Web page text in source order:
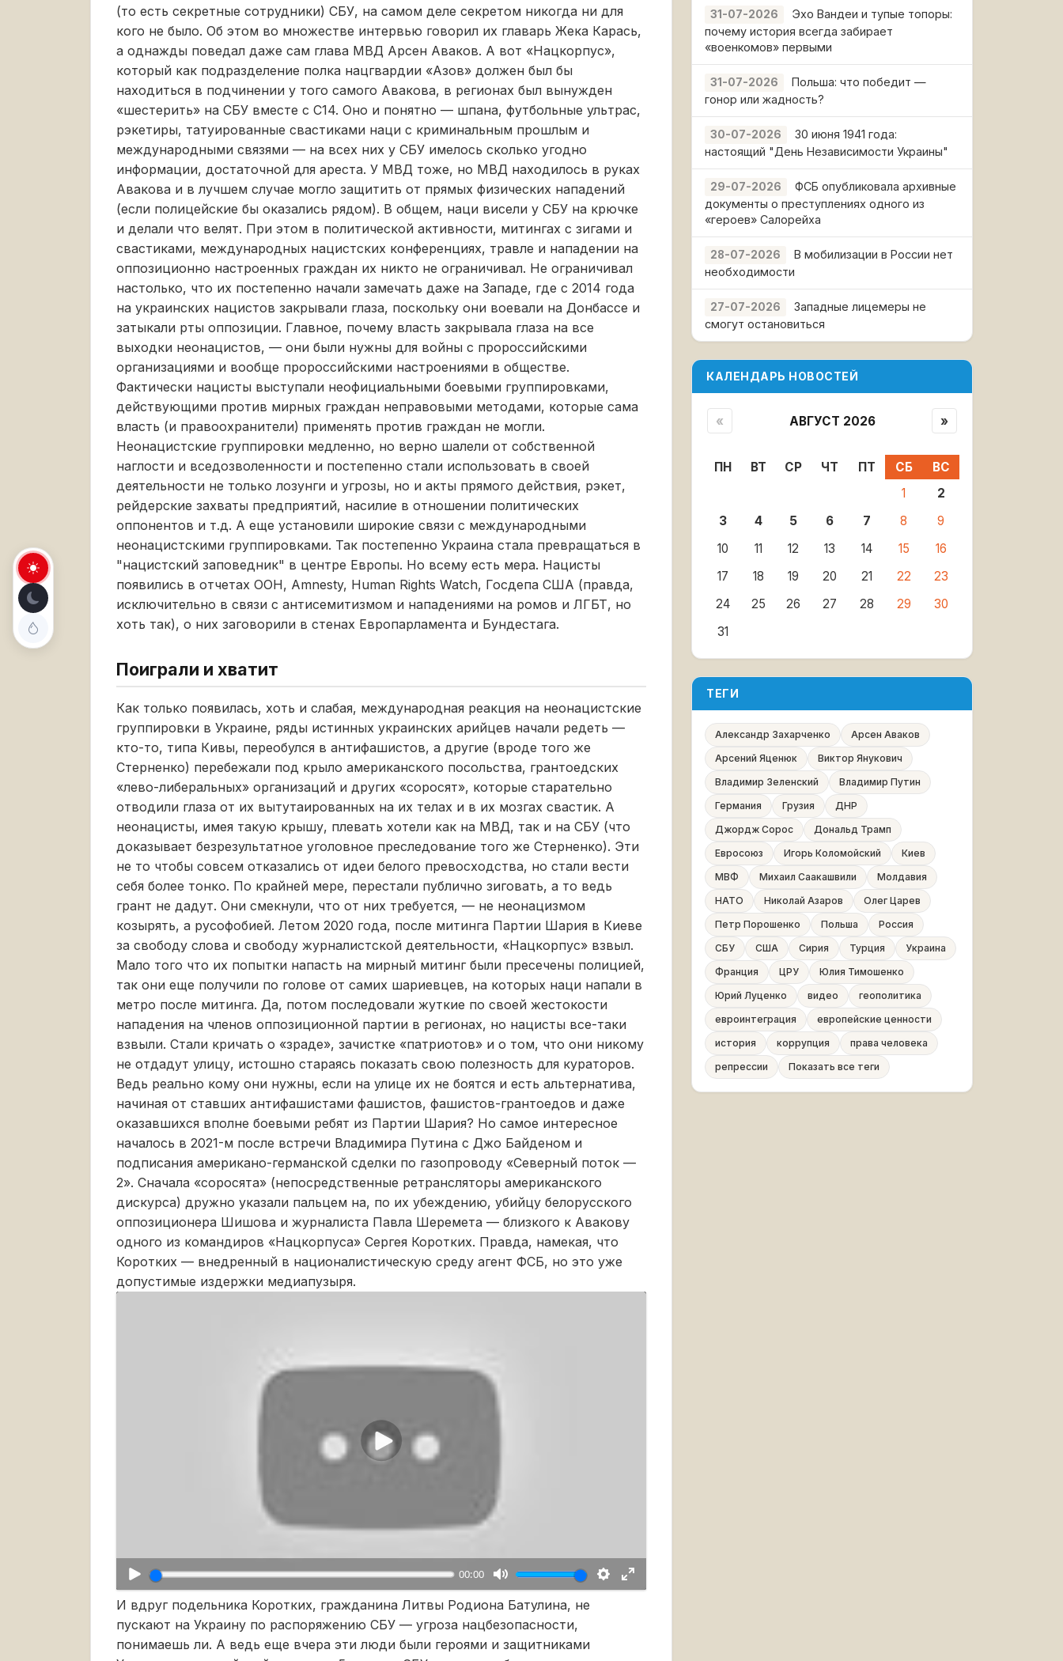
(то есть секретные сотрудники) СБУ, на самом деле секретом никогда ни для
кого не было. Об этом во множестве интервью говорил их главарь Жека Карась,
а однажды поведал даже сам глава МВД Арсен Аваков. А вот «Нацкорпус»,
который как подразделение полка нацгвардии «Азов» должен был бы
находиться в подчинении у того самого Авакова, в регионах был вынужден
«шестерить» на СБУ вместе с С14. Оно и понятно — шпана, футбольные ультрас,
рэкетиры, татуированные свастиками наци с криминальным прошлым и
международными связями — на всех них у СБУ имелось сколько угодно
информации, достаточной для ареста. У МВД тоже, но МВД находилось в руках
Авакова и в лучшем случае могло защитить от прямых физических нападений
(если полицейские бы оказались рядом). В общем, наци висели у СБУ на крючке
и делали что велят. При этом в политической активности, митингах с зигами и
свастиками, международных нацистских конференциях, травле и нападении на
оппозиционно настроенных граждан их никто не ограничивал. Не ограничивал
настолько, что их постепенно начали замечать даже на Западе, где с 2014 года
на украинских нацистов закрывали глаза, поскольку они воевали на Донбассе и
затыкали рты оппозиции. Главное, почему власть закрывала глаза на все
выходки неонацистов, — они были нужны для войны с пророссийскими
организациями и вообще пророссийскими настроениями в обществе.
Фактически нацисты выступали неофициальными боевыми группировками,
действующими против мирных граждан неправовыми методами, которые сама
власть (и правоохранители) применять против граждан не могли.
Неонацистские группировки медленно, но верно шалели от собственной
наглости и вседозволенности и постепенно стали использовать в своей
деятельности не только лозунги и угрозы, но и акты прямого действия, рэкет,
рейдерские захваты предприятий, насилие в отношении политических
оппонентов и т.д. А еще установили широкие связи с международными
неонацистскими группировками. Так постепенно Украина стала превращаться в
"нацистский заповедник" в центре Европы. Но всему есть мера. Нацисты
появились в отчетах ООН, Amnesty, Human Rights Watch, Госдепа США (правда,
исключительно в связи с антисемитизмом и нападениями на ромов и ЛГБТ, но
хоть так), о них заговорили в стенах Европарламента и Бундестага.
Поиграли и хватит
Как только появилась, хоть и слабая, международная реакция на неонацистские
группировки в Украине, ряды истинных украинских арийцев начали редеть —
кто-то, типа Кивы, переобулся в антифашистов, а другие (вроде того же
Стерненко) перебежали под крыло американского посольства, грантоедских
«лево-либеральных» организаций и других «соросят», которые старательно
отводили глаза от их вытутаированных на их телах и в их мозгах свастик. А
неонацисты, имея такую крышу, плевать хотели как на МВД, так и на СБУ (что
доказывает безрезультатное уголовное преследование того же Стерненко). Эти
не то чтобы совсем отказались от идеи белого превосходства, но стали вести
себя более тонко. По крайней мере, перестали публично зиговать, а то ведь
грант не дадут. Они смекнули, что от них требуется, — не неонацизмом
козырять, а русофобией. Летом 2020 года, после митинга Партии Шария в Киеве
за свободу слова и свободу журналистской деятельности, «Нацкорпус» взвыл.
Мало того что их попытки напасть на мирный митинг были пресечены полицией,
так они еще получили по голове от самих шариевцев, на которых наци напали в
метро после митинга. Да, потом последовали жуткие по своей жестокости
нападения на членов оппозиционной партии в регионах, но нацисты все-таки
взвыли. Стали кричать о «зраде», зачистке «патриотов» и о том, что они никому
не отдадут улицу, истошно стараясь показать свою полезность для кураторов.
Ведь реально кому они нужны, если на улице их не боятся и есть альтернатива,
начиная от ставших антифашистами фашистов, фашистов-грантоедов и даже
оказавшихся вполне боевыми ребят из Партии Шария? Но самое интересное
началось в 2021-м после встречи Владимира Путина с Джо Байденом и
подписания американо-германской сделки по газопроводу «Северный поток —
2». Сначала «соросята» (непосредственные ретрансляторы американского
дискурса) дружно указали пальцем на, по их убеждению, убийцу белорусского
оппозиционера Шишова и журналиста Павла Шеремета — близкого к Авакову
одного из командиров «Нацкорпуса» Сергея Коротких. Правда, намекая, что
Коротких — внедренный в националистическую среду агент ФСБ, но это уже
допустимые издержки медиапузыря.
00:00
Воспроизвести
И вдруг подельника Коротких, гражданина Литвы Родиона Батулина, не
пускают на Украину по распоряжению СБУ — угроза нацбезопасности,
понимаешь ли. А ведь еще вчера эти люди были героями и защитниками
31-07-2026
Эхо Вандеи и тупые топоры:
почему история всегда забирает
«военкомов» первыми
31-07-2026
Польша: что победит —
гонор или жадность?
30-07-2026
30 июня 1941 года:
настоящий "День Независимости Украины"
29-07-2026
ФСБ опубликовала архивные
документы о преступлениях одного из
«героев» Салорейха
28-07-2026
В мобилизации в России нет
необходимости
27-07-2026
Западные лицемеры не
смогут остановиться
КАЛЕНДАРЬ НОВОСТЕЙ
« АВГУСТ 2026 »
ПН ВТ СР ЧТ ПТ СБ
ВС
1
2
3
4 5 6 7 8
9
10
11 12 13 14 15
16
17
18 19 20 21 22
23
24
25 26 27 28 29
30
31
ТЕГИ
Александр Захарченко
Арсен Аваков
Арсений Яценюк
Виктор Янукович
Владимир Зеленский
Владимир Путин
Германия
Грузия
ДНР
Джордж Сорос
Дональд Трамп
Евросоюз
Игорь Коломойский
Киев
МВФ
Михаил Саакашвили
Молдавия
НАТО
Николай Азаров
Олег Царев
Петр Порошенко
Польша
Россия
СБУ
США Сирия Турция
Украина
Франция
ЦРУ
Юлия Тимошенко
Юрий Луценко
видео
геополитика
евроинтеграция
европейские ценности
история
коррупция
права человека
репрессии
Показать все теги